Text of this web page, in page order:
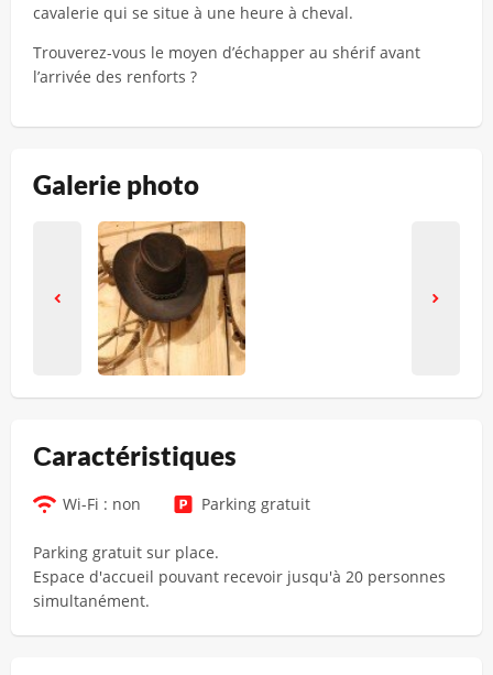
cavalerie qui se situe à une heure à cheval.
Trouverez-vous le moyen d’échapper au shérif avant
l’arrivée des renforts ?
Galerie photo
Сaractéristiques
Wi-Fi : non Parking gratuit
Parking gratuit sur place.
Espace d'accueil pouvant recevoir jusqu'à 20 personnes
simultanément.